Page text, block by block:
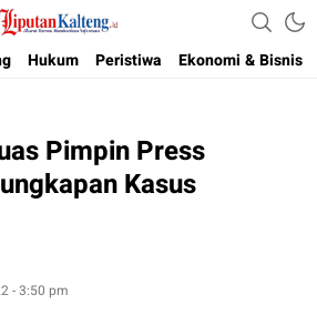
Liputan Kalteng& Independent
Hukum Peristiwa Ekonomi & Bisnis
Pimpin Press
Kasus
- 3:50 pm